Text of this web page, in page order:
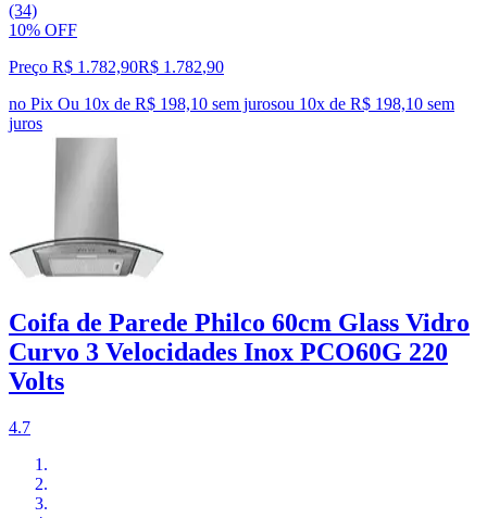
(34)
10% OFF
Preço R$ 1.782,90R$ 1.782,90
no Pix Ou 10x de R$ 198,10 sem jurosou 10x de R$ 198,10 sem
juros
Coifa de Parede Philco 60cm Glass Vidro
Curvo 3 Velocidades Inox PCO60G 220
Volts
4.7